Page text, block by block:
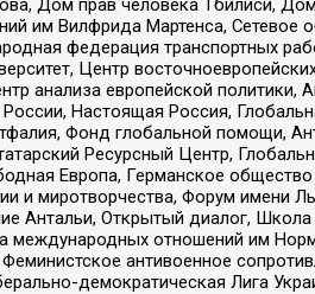
им Вилфрида Мартенса,
федерация транспортных
Центр
анализа европейской политики,
Настоящая Россия,
Фонд глобальной помощи,
Ресурсный Центр,
Европа, Германское
и миротворчества, Форум имени
Антальи, Открытый диалог,
международных отношений им
антивоенное
демократическая Лига